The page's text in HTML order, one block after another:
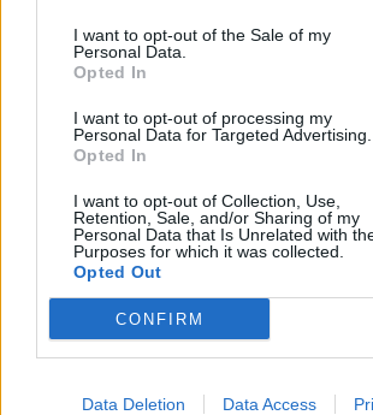
I want to opt-out of the Sale of my
Personal Data.
Opted In
I want to opt-out of processing my
Personal Data for Targeted Advertising.
Opted In
I want to opt-out of Collection, Use,
Retention, Sale, and/or Sharing of my
Personal Data that Is Unrelated with
Purposes for which it was collected.
Opted Out
CONFIRM
Data Deletion Data Access
proste p...
12 rzeczy, które powinieneś
podsta...